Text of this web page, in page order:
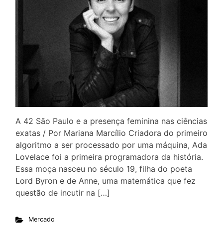
A 42 São Paulo e a presença feminina nas ciências
exatas / Por Mariana Marcílio Criadora do primeiro
algoritmo a ser processado por uma máquina, Ada
Lovelace foi a primeira programadora da história.
Essa moça nasceu no século 19, filha do poeta
Lord Byron e de Anne, uma matemática que fez
questão de incutir na […]
Mercado